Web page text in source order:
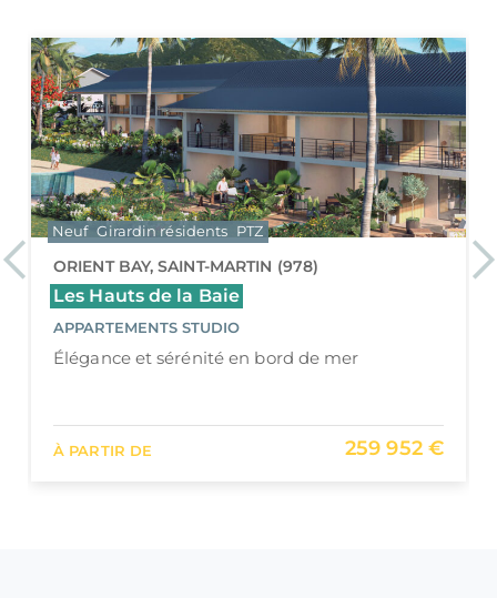
PreviousORIENT BAY, SAINT-MARTIN (978)
Les Hauts de la Baie
APPARTEMENTS STUDIO
Élégance et sérénité en bord de mer
À PARTIR DE 259 952 €
Neuf Girardin résidents PTZ